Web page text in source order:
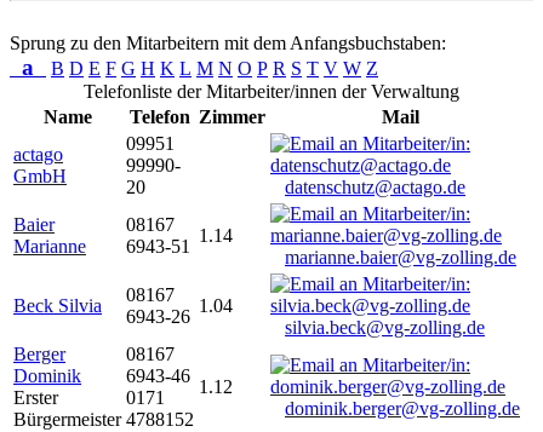
Sprung zu den Mitarbeitern mit dem Anfangsbuchstaben:
a B D E F G H K L M N O P R S T V W Z
Telefonliste der Mitarbeiter/innen der Verwaltung
Name
Telefon Zimmer
Mail
actago
GmbH
09951
99990-
20
datenschutz@actago.de
Baier
Marianne
08167
6943-51
1.14
marianne.baier@vg-zolling.de
Beck Silvia
08167
6943-26
1.04
silvia.beck@vg-zolling.de
Berger
Dominik
Erster
Bürgermeister
08167
6943-46
0171
4788152
1.12
dominik.berger@vg-zolling.de